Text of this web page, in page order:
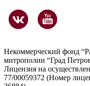
Некоммерческий фонд
митрополии “Град
Лицензия на
77/00059372 (Номер